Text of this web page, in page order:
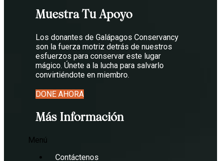
Muestra Tu Apoyo
Los donantes de Galápagos Conservancy
son la fuerza motriz detrás de nuestros
esfuerzos para conservar este lugar
mágico. Únete a la lucha para salvarlo
convirtiéndote en miembro.
DONE AHORA
Más Información
Menú
Contáctenos